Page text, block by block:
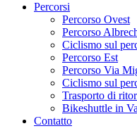
Percorsi
Percorso Ovest
Percorso
Ciclismo sul
Percorso Est
Percorso Via
Ciclismo sul
Trasporto di
Bikeshuttle in
Contatto